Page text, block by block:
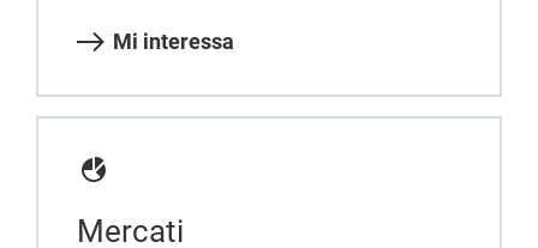
Mi interessa
Mercati